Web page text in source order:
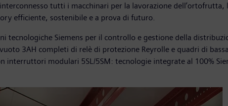
tutti i macchinari per la lavorazione dell’ortofrutta,
efficiente, sostenibile e a prova di futuro.
Siemens per il controllo e gestione della
3AH completi di relè di protezione Reyrolle e quadri di
modulari 5SL/5SM: tecnologie integrate al 100%